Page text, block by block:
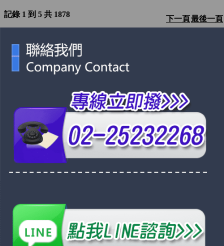
記錄 1 到 5 共 1878
下一頁最後一頁